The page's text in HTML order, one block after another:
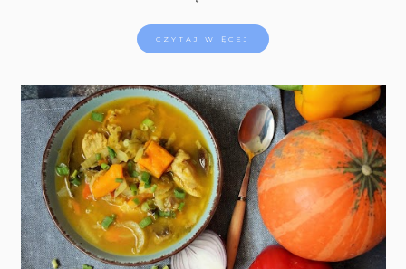
CZYTAJ WIĘCEJ